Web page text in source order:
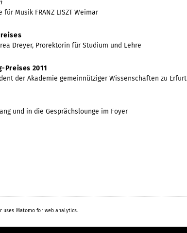
Musik FRANZ LISZT Weimar
Dreyer, Prorektorin für Studium und Lehre
Preises 2011
der Akademie gemeinnütziger Wissenschaften zu Erfurt
und in die Gesprächslounge im Foyer
uses Matomo for web analytics.